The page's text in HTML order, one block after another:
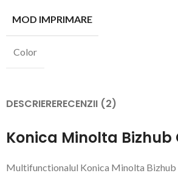
MOD IMPRIMARE
Color
DESCRIERERECENZII (2)
Konica Minolta Bizhub
Multifunctionalul Konica Minolta Bizhub